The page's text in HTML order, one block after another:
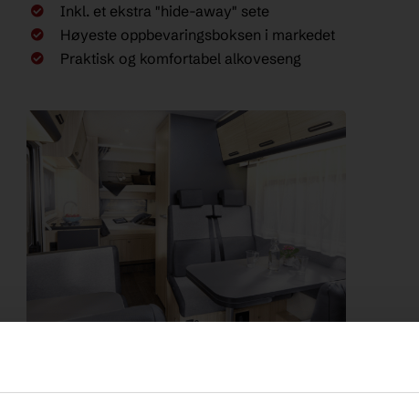
Inkl. et ekstra "hide-away" sete
Høyeste oppbevaringsboksen i markedet
Praktisk og komfortabel alkoveseng